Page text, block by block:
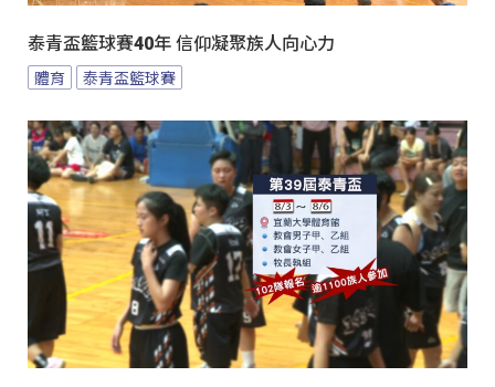
泰青盃籃球賽40年 信仰凝聚族人向心力
體育 泰青盃籃球賽